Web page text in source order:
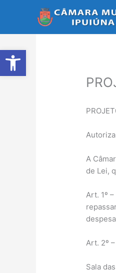
Abrir a barra de ferramentas
A
de Lei,
Art. 1º
Art. 2º
Sala